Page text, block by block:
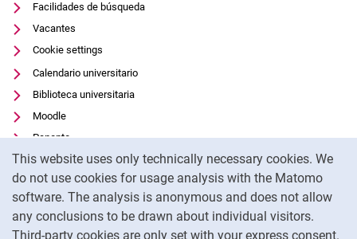
This website uses only technically necessary cookies. We
do not use cookies for usage analysis with the Matomo
software. The analysis is anonymous and does not allow
any conclusions to be drawn about individual visitors.
Third-party cookies are only set with your express consent.
Facilidades de búsqueda
Vacantes
Cookie settings
Calendario universitario
Biblioteca universitaria
Moodle
Panopto
Protección de datos
Accesibilidad
Uso transparente de la IA